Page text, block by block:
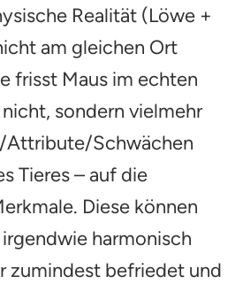
Realität (Löwe +
am gleichen Ort
frisst Maus im echten
sondern vielmehr
Attribute/Schwächen
Tieres – auf die
Diese können
harmonisch
zumindest befriedet und